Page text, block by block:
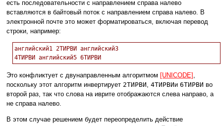
есть последовательности с направлением справа налево
вставляются в байтовый поток с направлением справа налево. В
электронной почте это может форматироваться, включая перевод
строки, например:
английский1 2ТИРВИ английский3
Это конфликтует с двунаправленным алгоритмом [UNICODE] ,
поскольку этот алгоритм инвертирует 2ТИРВИ, 4ТИРВИи 6ТИРВИ во
второй раз, так что слова на иврите отображаются слева направо, а
не справа налево.
В этом случае решением будет переопределить действие